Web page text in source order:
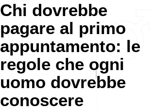
Chi dovrebbe
pagare al primo
appuntamento: le
regole che ogni
uomo dovrebbe
conoscere